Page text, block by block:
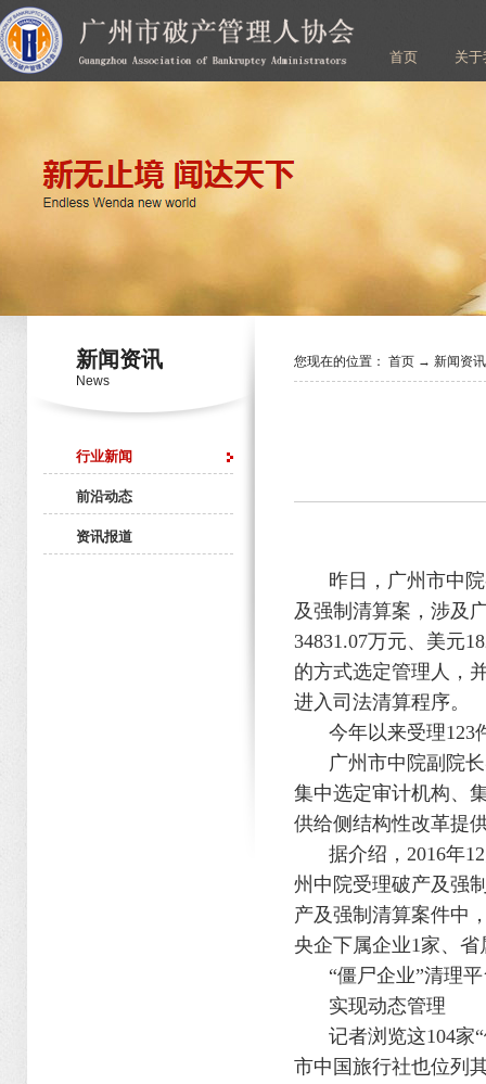
首页 关
新闻资讯
News
行业新闻
前沿动态
资讯报道
您现在的位置： 首页 → 新闻资讯
昨日，广州市中
及强制清算案，涉及
34831.07万元、美元
的方式选定管理人，
进入司法清算程序。
今年以来受理123
广州市中院副院
集中选定审计机构、
供给侧结构性改革提
据介绍， 2016年12
州中院受理破产及强
产及强制清算案件中
央企下属企业1 家、省
“僵尸企业”清理
实现动态管理
记者浏览这104家“
市中国旅行社也位列